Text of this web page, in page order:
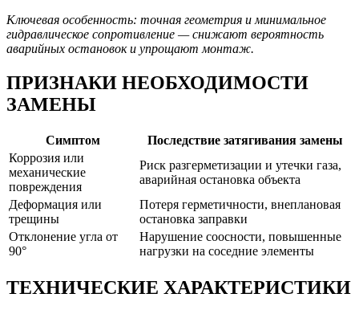
Ключевая особенность: точная геометрия и минимальное
гидравлическое сопротивление — снижают вероятность
аварийных остановок и упрощают монтаж.
ПРИЗНАКИ НЕОБХОДИМОСТИ
ЗАМЕНЫ
Симптом
Последствие затягивания замены
Коррозия или
механические
повреждения
Риск разгерметизации и утечки газа,
аварийная остановка объекта
Деформация или
трещины
Потеря герметичности, внеплановая
остановка заправки
Отклонение угла от
90°
Нарушение соосности, повышенные
нагрузки на соседние элементы
ТЕХНИЧЕСКИЕ ХАРАКТЕРИСТИКИ